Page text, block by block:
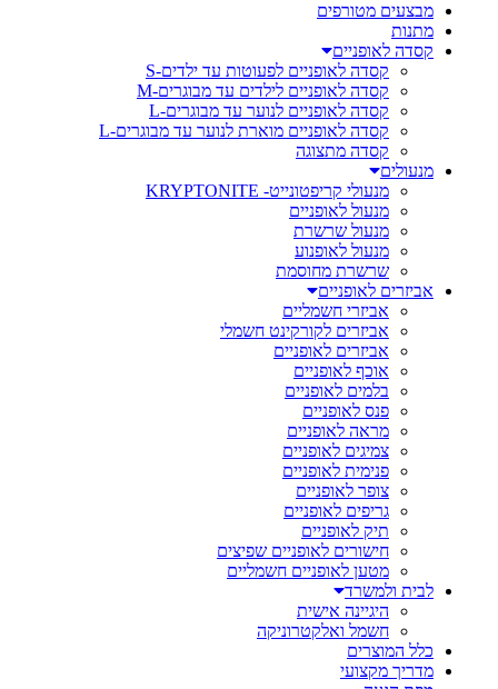
מבצעים מטורפים
מתנות
קסדה לאופניים
קסדה לאופניים לפעוטות עד ילדים-S
קסדה לאופניים לילדים עד מבוגרים-M
קסדה לאופניים לנוער עד מבוגרים-L
קסדה לאופניים מוארת לנוער עד מבוגרים-L
קסדה מתצוגה
מנעולים
מנעולי קריפטונייט- KRYPTONITE
מנעול לאופניים
מנעול שרשרת
מנעול לאופנוע
שרשרת מחוסמת
אביזרים לאופניים
אביזרי חשמליים
אביזרים לקורקינט חשמלי
אביזרים לאופניים
אוכף לאופניים
בלמים לאופניים
פנס לאופניים
מראה לאופניים
צמיגים לאופניים
פנימית לאופניים
צופר לאופניים
גריפים לאופניים
תיק לאופניים
חישורים לאופניים שפיצים
מטען לאופניים חשמליים
לבית ולמשרד
היגיינה אישית
חשמל ואלקטרוניקה
כלל המוצרים
מדריך מקצועי